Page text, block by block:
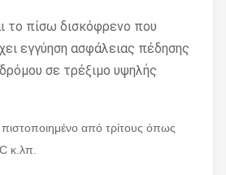
το πίσω δισκόφρενο που
εγγύηση ασφάλειας πέδησης
σε τρέξιμο υψηλής
πιστοποιημένο από τρίτους όπως
κ.λπ.